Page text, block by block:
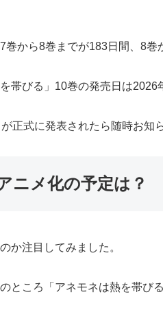
から8巻までが183日間、8巻
帯びる」10巻の発売日は2026
正式に発表されたら随時お知
ニメ化の予定は？
か注目してみました。
ところ「アネモネは熱を帯び